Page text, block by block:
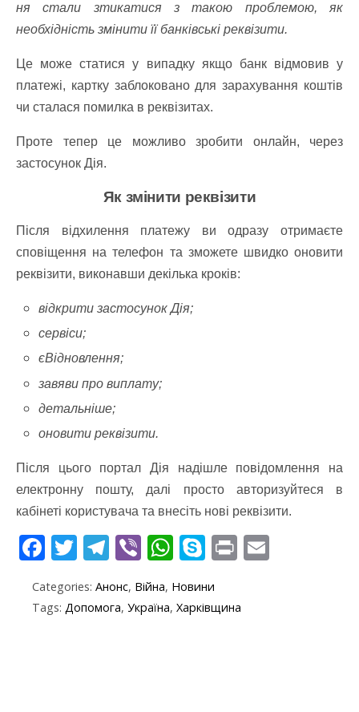
ня стали зтикатися з такою проблемою, як
необхідність змінити її банківські реквізити.
Це може статися у випадку якщо банк відмовив у
платежі, картку заблоковано для зарахування коштів
чи сталася помилка в реквізитах.
Проте тепер це можливо зробити онлайн, через
застосунок Дія.
Як змінити реквізити
Після відхилення платежу ви одразу отримаєте
сповіщення на телефон та зможете швидко оновити
реквізити, виконавши декілька кроків:
відкрити застосунок Дія;
сервіси;
єВідновлення;
завяви про виплату;
детальніше;
оновити реквізити.
Після цього портал Дія надішле повідомлення на
електронну пошту, далі просто авторизуйтеся в
кабінеті користувача та внесіть нові реквізити.
F
e
b
T
itt
T
e
gr
Vi
b
er
W
at
S
y
p
Pr
t
Categories: Анонс, Війна, Новини
Tags: Допомога, Україна, Харківщина